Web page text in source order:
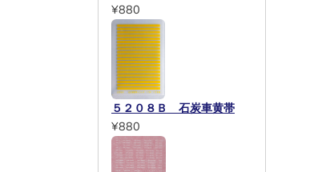
¥880
５２０８Ｂ 石炭車黄帯
¥880